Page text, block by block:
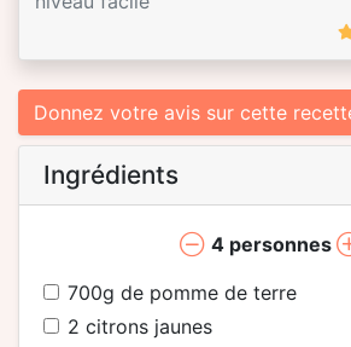
Donnez votre avis sur cette
Ingrédients
4personnes
700g de pomme de terre
2 citrons jaunes